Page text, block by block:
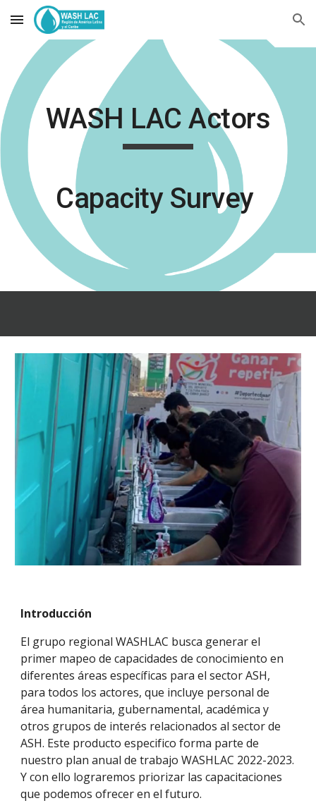
Skip to main content Skip to navigation
WASH LAC Actors
Capacity Survey
Introducción
El grupo regional WASHLAC busca generar el
primer mapeo de capacidades de conocimiento en
diferentes áreas específicas para el sector ASH,
para todos los actores, que incluye personal de
área humanitaria, gubernamental, académica y
otros grupos de interés relacionados al sector de
ASH. Este producto especifico forma parte de
nuestro plan anual de trabajo WASHLAC 2022-2023.
Y con ello lograremos priorizar las capacitaciones
que podemos ofrecer en el futuro.